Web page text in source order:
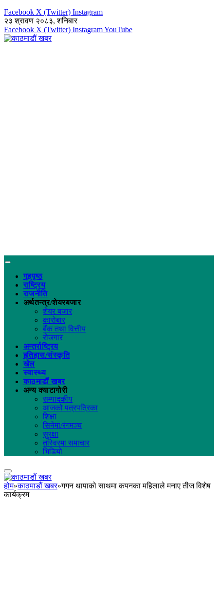
Facebook X (Twitter) Instagram
२३ श्रावण २०८३, शनिबार
Facebook X (Twitter) InstagramYouTube
गृहपृष्ठ
राष्ट्रिय
राजनीति
अर्थतन्त्र/शेयरबजार
शेयर बजार
कारोबार
बैंक तथा वित्तीय
रोजगार
अन्तर्राष्ट्रिय
इतिहास/संस्कृति
खेल
स्वास्थ्य
काठमाडौं खबर
अन्य क्याटागोरी
सम्पादकीय
आजको पत्रपत्रिका
शिक्षा
सिनेमा/रंगमञ्च
सुरक्षा
तस्विरमा समाचार
भिडियो
होम»काठमाडौं खबर»गगन थापाको साथमा कपनका महिलाले मनाए तीज विशेष
कार्यक्रम